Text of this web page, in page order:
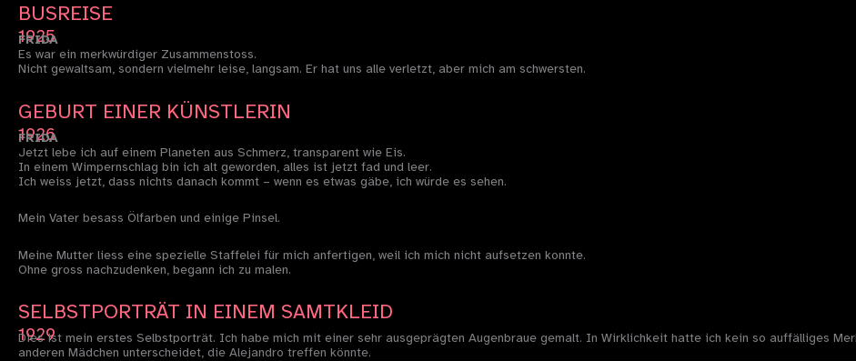
BUSREISE
1925
FRIDA
Es war ein merkwürdiger Zusammenstoss.
Nicht gewaltsam, sondern vielmehr leise, langsam. Er hat uns alle verletzt, aber mich am schwersten.
GEBURT EINER KÜNSTLERIN
1926
FRIDA
Jetzt lebe ich auf einem Planeten aus Schmerz, transparent wie Eis.
In einem Wimpernschlag bin ich alt geworden, alles ist jetzt fad und leer.
Ich weiss jetzt, dass nichts danach kommt – wenn es etwas gäbe, ich würde es sehen.
Mein Vater besass Ölfarben und einige Pinsel.
Meine Mutter liess eine spezielle Staffelei für mich anfertigen, weil ich mich nicht aufsetzen konnte.
Ohne gross nachzudenken, begann ich zu malen.
SELBSTPORTRÄT IN EINEM SAMTKLEID
1929
Dies ist mein erstes Selbstporträt. Ich habe mich mit einer sehr ausgeprägten Augenbraue gemalt. In Wirklichkeit hatte ich kein so auffälliges
anderen Mädchen unterscheidet, die Alejandro treffen könnte.